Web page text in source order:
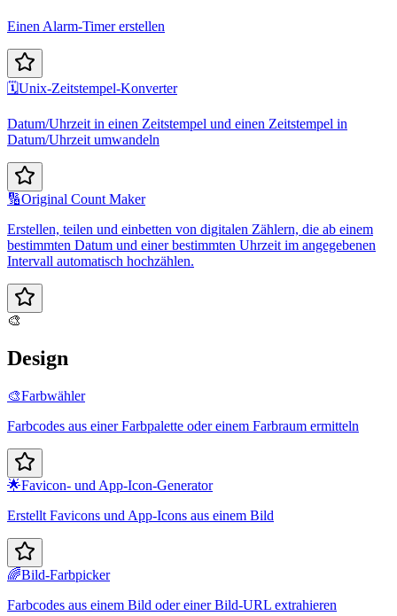
Einen Alarm-Timer erstellen
🗓️Unix-Zeitstempel-Konverter
Datum/Uhrzeit in einen Zeitstempel und einen Zeitstempel in
Datum/Uhrzeit umwandeln
🔢Original Count Maker
Erstellen, teilen und einbetten von digitalen Zählern, die ab einem
bestimmten Datum und einer bestimmten Uhrzeit im angegebenen
Intervall automatisch hochzählen.
🎨
Design
🎨Farbwähler
Farbcodes aus einer Farbpalette oder einem Farbraum ermitteln
🌟Favicon- und App-Icon-Generator
Erstellt Favicons und App-Icons aus einem Bild
🌈Bild-Farbpicker
Farbcodes aus einem Bild oder einer Bild-URL extrahieren